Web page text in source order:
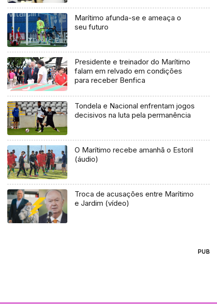
Marítimo afunda-se e ameaça o
seu futuro
Presidente e treinador do Marítimo
falam em relvado em condições
para receber Benfica
Tondela e Nacional enfrentam jogos
decisivos na luta pela permanência
O Marítimo recebe amanhã o Estoril
(áudio)
Troca de acusações entre Marítimo
e Jardim (vídeo)
PUB